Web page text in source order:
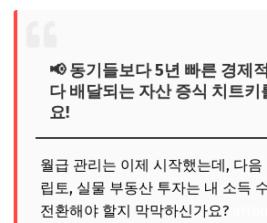
📢 동기들보다 5년 빠른 경제
다 배달되는 자산 증식 치트키
요!
월급 관리는 이제 시작했는데, 다음
립토, 실물 부동산 투자는 내 소득
전환해야 할지 막막하신가요?